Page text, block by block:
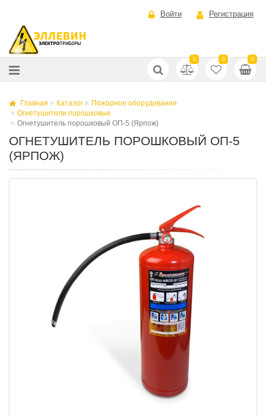
Войти Регистрация
0 0 0
Главная Каталог
Пожарное оборудование
Огнетушители порошковые
Огнетушитель порошковый ОП-5 (Ярпож)
ОГНЕТУШИТЕЛЬ ПОРОШКОВЫЙ ОП-5
(ЯРПОЖ)